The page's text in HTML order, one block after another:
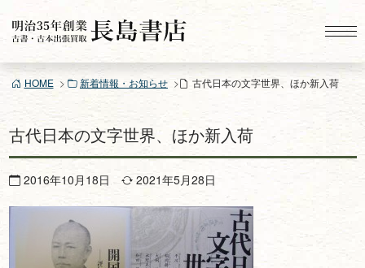
ン
ツ
ス
プ
HOME 新着情報・お知らせ 古代日本の文字世界、ほか新入荷
古代日本の文字世界、ほか新入荷
2016年10月18日 2021年5月28日